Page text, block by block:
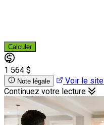
Calculer
1 564 $
Note légale Voir le site
Continuez votre lecture